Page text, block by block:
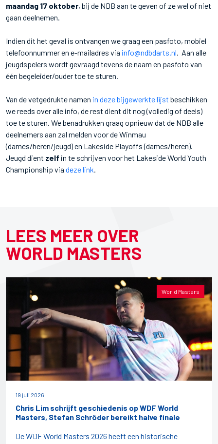
maandag 17 oktober, bij de NDB aan te geven of ze wel of niet
gaan deelnemen.
Indien dit het geval is ontvangen we graag een pasfoto, mobiel
telefoonnummer en e-mailadres via info@ndbdarts.nl . Aan alle
jeugdspelers wordt gevraagd tevens de naam en pasfoto van
één begeleider/ouder toe te sturen.
Van de vetgedrukte namen in deze bijgewerkte lijst beschikken
we reeds over alle info, de rest dient dit nog (volledig of deels)
toe te sturen. We benadrukken graag opnieuw dat de NDB alle
deelnemers aan zal melden voor de Winmau
(dames/heren/jeugd) en Lakeside Playoffs (dames/heren).
Jeugd dient zelf in te schrijven voor het Lakeside World Youth
Championship via deze link
LEES MEER OVER
WORLD MASTERS
World Masters
19 juli 2026
Chris Lim schrijft geschiedenis op WDF World
Masters, Stefan Schröder bereikt halve finale
De WDF World Masters 2026 heeft een historische